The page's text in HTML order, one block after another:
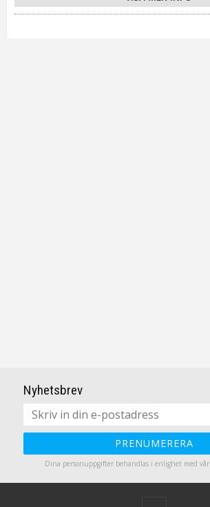
Installation
Fast installation
Nyhetsbrev
PRENUMERERA
Dina personuppgifter behandlas i enlighet med vår